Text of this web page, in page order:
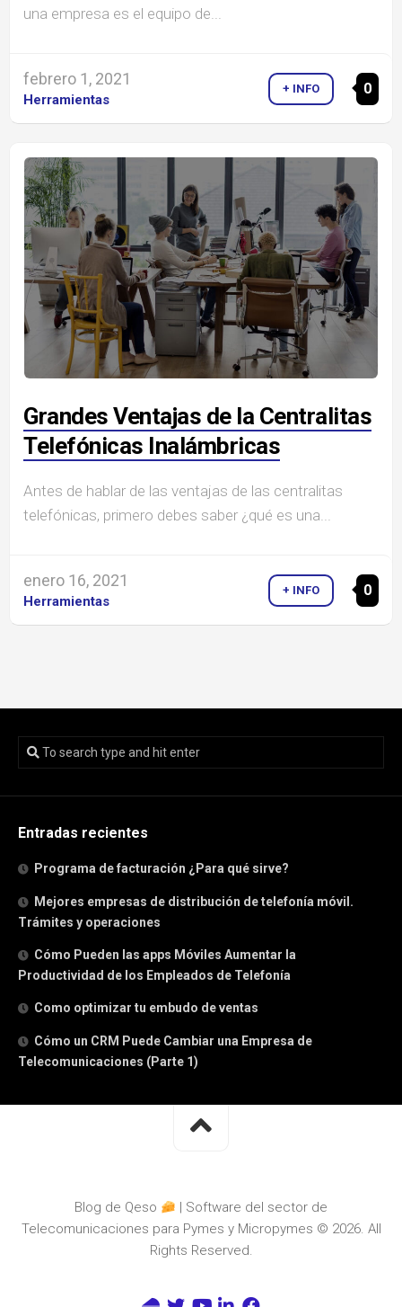
una empresa es el equipo de...
febrero 1, 2021
Herramientas
0
+ INFO
Grandes Ventajas de la Centralitas
Telefónicas Inalámbricas
Antes de hablar de las ventajas de las centralitas
telefónicas, primero debes saber ¿qué es una...
enero 16, 2021
Herramientas
0
+ INFO
Entradas recientes
Programa de facturación ¿Para qué sirve?
Mejores empresas de distribución de telefonía móvil.
Trámites y operaciones
Cómo Pueden las apps Móviles Aumentar la
Productividad de los Empleados de Telefonía
Como optimizar tu embudo de ventas
Cómo un CRM Puede Cambiar una Empresa de
Telecomunicaciones (Parte 1)
Blog de Qeso
| Software del sector de
Telecomunicaciones para Pymes y Micropymes © 2026. All
Rights Reserved.